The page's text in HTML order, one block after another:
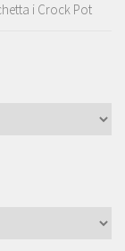
i Crock Pot